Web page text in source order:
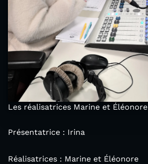
Les réalisatrices Marine et Éléonore
Présentatrice : Irina
Réalisatrices : Marine et Éléonore